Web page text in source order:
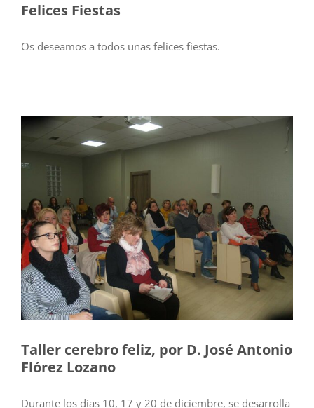
Felices Fiestas
Os deseamos a todos unas felices fiestas.
Taller cerebro feliz, por D. José Antonio
Flórez Lozano
Durante los días 10, 17 y 20 de diciembre, se desarrolla